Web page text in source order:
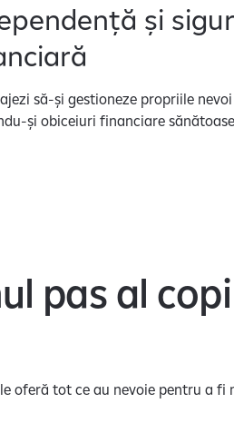
și
să-și gestioneze propriile
și obiceiuri financiare
pas al
oferă tot ce au nevoie pentru a